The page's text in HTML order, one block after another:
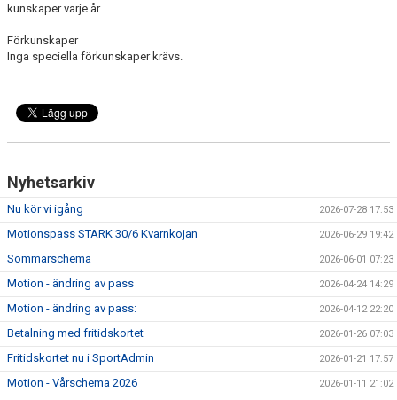
kunskaper varje år.
Förkunskaper
Inga speciella förkunskaper krävs.
Nyhetsarkiv
Nu kör vi igång 2026-07-28 17:53
Motionspass STARK 30/6 Kvarnkojan 2026-06-29 19:42
Sommarschema 2026-06-01 07:23
Motion - ändring av pass 2026-04-24 14:29
Motion - ändring av pass: 2026-04-12 22:20
Betalning med fritidskortet 2026-01-26 07:03
Fritidskortet nu i SportAdmin 2026-01-21 17:57
Motion - Vårschema 2026 2026-01-11 21:02